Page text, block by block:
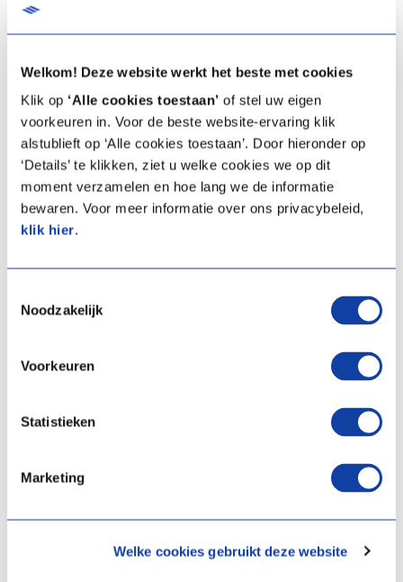
Welkom! Deze website werkt het beste met cookies
Klik op ‘Alle cookies toestaan’ of stel uw eigen
voorkeuren in. Voor de beste website-ervaring klik
alstublieft op ‘Alle cookies toestaan’. Door hieronder op
‘Details’ te klikken, ziet u welke cookies we op dit
moment verzamelen en hoe lang we de informatie
bewaren. Voor meer informatie over ons privacybeleid,
klik hier.
Noodzakelijk
Voorkeuren
Statistieken
Marketing
Welke cookies gebruikt deze website
chaleur. Cela vous permet d'identifier la
Voir les vues éclatées
3. Recherche par
générale avec toutes les pièces de service.
Commande